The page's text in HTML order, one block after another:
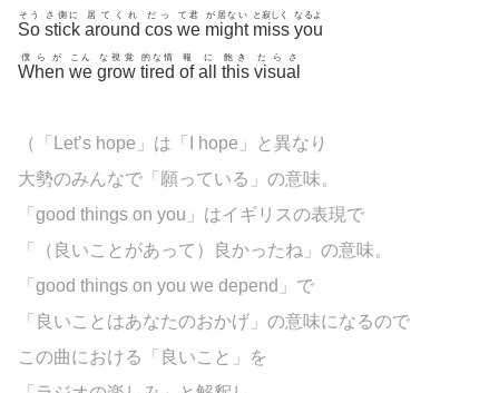
So
そう
stick
さ側に
around
居てくれ
cos
だっ
we
て君
might
が居ない
miss
と寂しく
you
なるよ
When
僕らが
we
こん
grow
な視覚
tired
的な情
of
報
all
に
this
飽き
visual
たらさ
（「Let’s hope」は「I hope」と異なり
大勢のみんなで「願っている」の意味。
「good things on you」はイギリスの表現で
「（良いことがあって）良かったね」の意味。
「good things on you we depend」で
「良いことはあなたのおかげ」の意味になるので
この曲における「良いこと」を